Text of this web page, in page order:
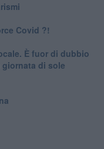
Covid ?!
È fuor di dubbio
di sole